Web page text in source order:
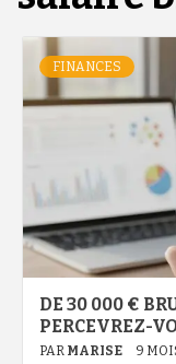
FINANCES
DE 30 000 €
PERCEVREZ-
PAR MARISE 9